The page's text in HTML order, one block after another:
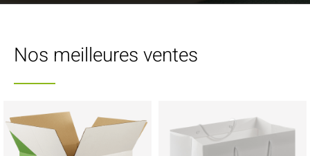
Nos meilleures ventes